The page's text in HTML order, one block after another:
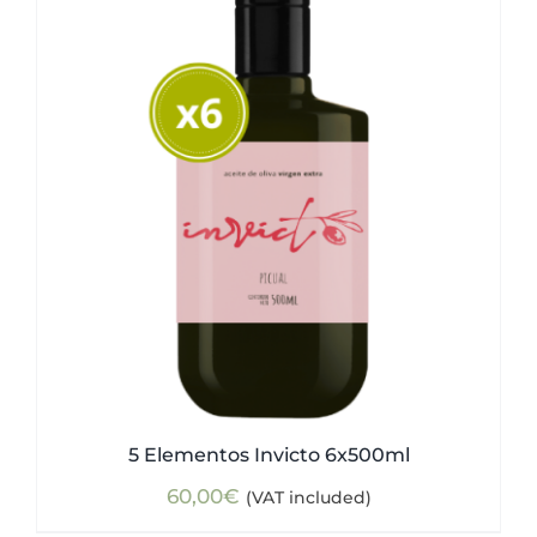
5 Elementos Invicto 6x500ml
60,00€ (VAT included)